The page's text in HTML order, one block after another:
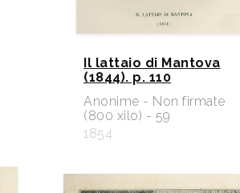
Il lattaio di Mantova
(1844). p. 110
Anonime - Non firmate
(800 xilo) - 59
1854